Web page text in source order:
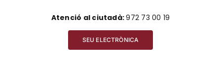
Atenció al ciutadà:972 73 00 19
SEU ELECTRÒNICA